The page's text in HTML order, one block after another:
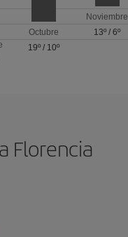
Octubre
19º / 10º
Noviembre
13º /6º
Florencia